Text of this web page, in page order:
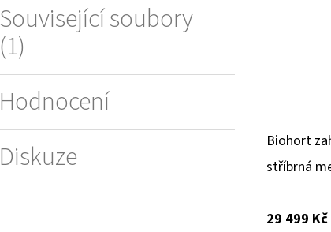
Související soubory
(1)
Hodnocení
Diskuze
Biohort
stříbrná
29 499 Kč